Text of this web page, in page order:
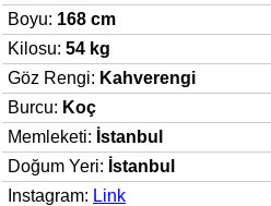
Boyu: 168 cm
Kilosu: 54 kg
Göz Rengi: Kahverengi
Burcu: Koç
Memleketi: İstanbul
Doğum Yeri: İstanbul
Instagram: Link